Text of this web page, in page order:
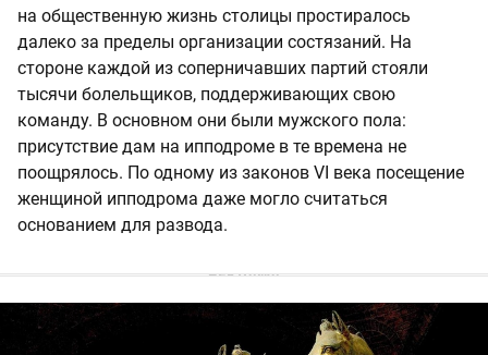
на общественную жизнь столицы простиралось
далеко за пределы организации состязаний. На
стороне каждой из соперничавших партий стояли
тысячи болельщиков, поддерживающих свою
команду. В основном они были мужского пола:
присутствие дам на ипподроме в те времена не
поощрялось. По одному из законов VI века посещение
женщиной ипподрома даже могло считаться
основанием для развода.